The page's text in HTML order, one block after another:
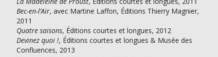
Bec-en-l’Air, avec Martine Laffon, Éditions Thierry Magnier,
2011
Quatre saisons, Éditions courtes et longues, 2012
Devinez quoi !, Éditions courtes et longues & Musée des
Confluences, 2013